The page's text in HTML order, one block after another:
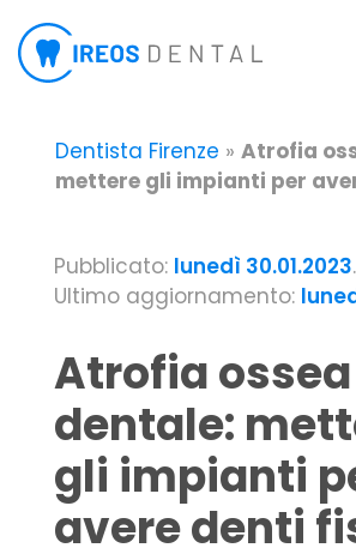
Dentista Firenze » Atrofia
mettere gli impianti per
Pubblicato: lunedì 30.01.2023.
Ultimo aggiornamento:
Atrofia ossea
dentale:
gli impianti
avere denti